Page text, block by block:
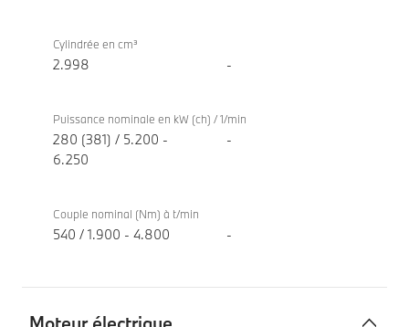
Cylindrée en cm³
2.998 -
Puissance nominale en kW (ch) / 1/min
280 (381) / 5.200 -
6.250
-
Couple nominal (Nm) à t/min
540 / 1.900 - 4.800 -